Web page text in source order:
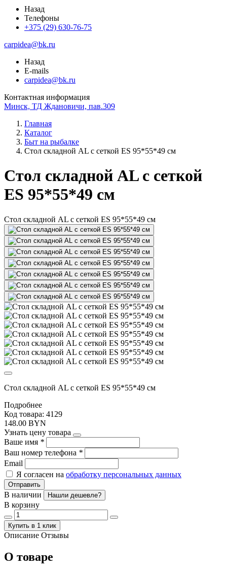
Назад
Телефоны
+375 (29) 630-76-75
carpidea@bk.ru
Назад
E-mails
carpidea@bk.ru
Контактная информация
Минск, ТД Ждановичи, пав.309
Главная
Каталог
Быт на рыбалке
Стол складной AL с сеткой ES 95*55*49 см
Стол складной AL с сеткой
ES 95*55*49 см
Стол складной AL с сеткой ES 95*55*49 см
Стол складной AL с сеткой ES 95*55*49 см
Подробнее
Код товара: 4129
148.00 BYN
Узнать цену товара
Ваше имя *
Ваш номер телефона *
Email
Я согласен на обработку персональных данных
Отправить
В наличии Нашли дешевле?
В корзину
Купить в 1 клик
Описание Отзывы
О товаре